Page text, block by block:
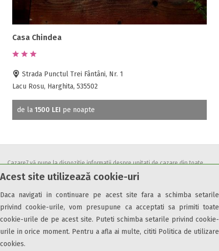
Acest site utilizează cookie-uri
Daca navigati in continuare pe acest site fara a schimba setarile
privind cookie-urile, vom presupune ca acceptati sa primiti toate
cookie-urile de pe acest site. Puteti schimba setarile privind cookie-
urile in orice moment. Pentru a afla ai multe, cititi Politica de utilizare
cookies.
Casa Chindea
Strada Punctul Trei Fântâni, Nr. 1
Lacu Rosu, Harghita, 535502
de la 1500 LEI pe noapte
Cazare7 vă pune la dispozitie informatii despre unitati de cazare din toate
zonele turistice, oferte speciale, rezervari online.
condițiilede utilizare.